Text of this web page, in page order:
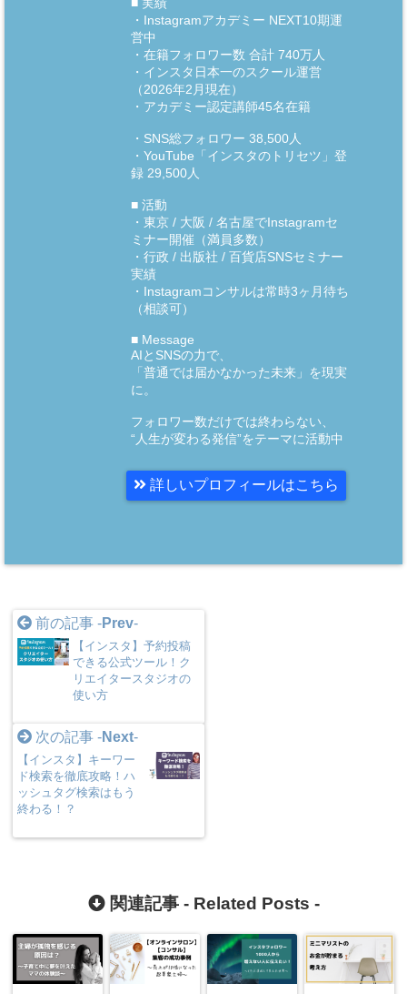
・Instagramアカデミー NEXT10期運
営中
・在籍フォロワー数 合計 740万人
・インスタ日本一のスクール運営
（2026年2月現在）
・アカデミー認定講師45名在籍
・SNS総フォロワー 38,500人
・YouTube「インスタのトリセツ」登
録 29,500人
■ 活動
・東京 / 大阪 / 名古屋でInstagramセ
ミナー開催（満員多数）
・行政 / 出版社 / 百貨店SNSセミナー
実績
・Instagramコンサルは常時3ヶ月待ち
（相談可）
■ Message
AIとSNSの力で、
「普通では届かなかった未来」を現実
に。
フォロワー数だけでは終わらない、
“人生が変わる発信”をテーマに活動中
詳しいプロフィールはこちら
前の記事 -Prev-
【インスタ】予約投稿
できる公式ツール！ク
リエイタースタジオの
使い方
次の記事 -Next-
【インスタ】キーワー
ド検索を徹底攻略！ハ
ッシュタグ検索はもう
終わる！？
関連記事 - Related Posts -